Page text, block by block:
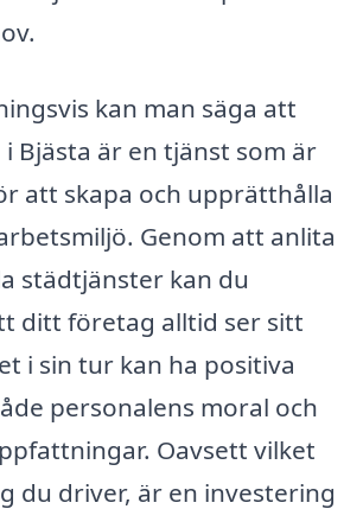
kan man säga att
Bjästa är en tjänst som är
att skapa och upprätthålla
Genom att anlita
städtjänster kan du
ditt företag alltid ser sitt
i sin tur kan ha positiva
personalens moral och
Oavsett vilket
du driver, är en investering